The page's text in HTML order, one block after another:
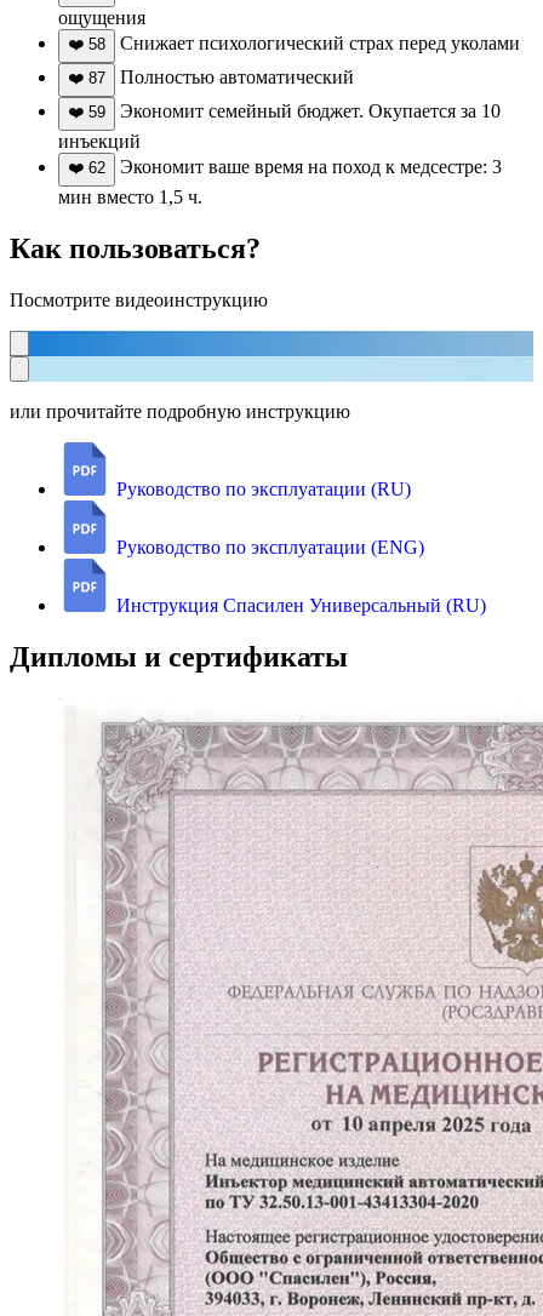
ощущения
❤️ 58 Снижает психологический страх перед уколами
❤️ 87 Полностью автоматический
❤️ 59
Экономит семейный бюджет. Окупается за 10
инъекций
❤️ 62
Экономит ваше время на поход к медсестре: 3
мин вместо 1,5 ч.
Как пользоваться?
Посмотрите видеоинструкцию
или прочитайте подробную инструкцию
Руководство по эксплуатации (RU)
Руководство по эксплуатации (ENG)
Инструкция Спасилен Универсальный (RU)
Дипломы и сертификаты